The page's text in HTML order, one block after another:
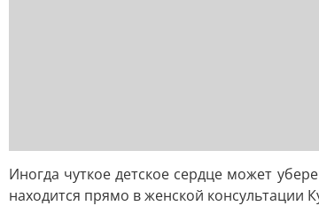
Иногда чуткое детское сердце может
находится прямо в женской